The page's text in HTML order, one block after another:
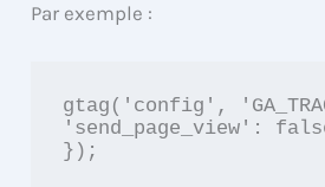
Par exemple :
gtag('config',
'send_page_view':
});